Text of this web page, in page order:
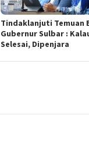
Tindaklanjuti Temuan
Gubernur Sulbar :
Selesai, Dipenjara